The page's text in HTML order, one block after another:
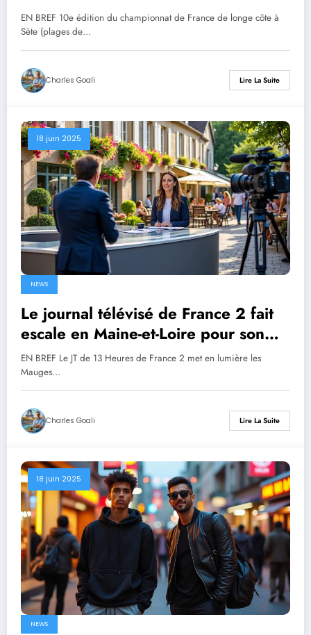
ans d’histoire et de perspectives
prometteuses
EN BREF 10e édition du championnat de France de longe côte à
Sète (plages de…
Charles Goali Lire La Suite
18 juin 2025
NEWS
Le journal télévisé de France 2 fait
escale en Maine-et-Loire pour son
rendez-vous du week-end
EN BREF Le JT de 13 Heures de France 2 met en lumière les
Mauges…
Charles Goali Lire La Suite
18 juin 2025
NEWS